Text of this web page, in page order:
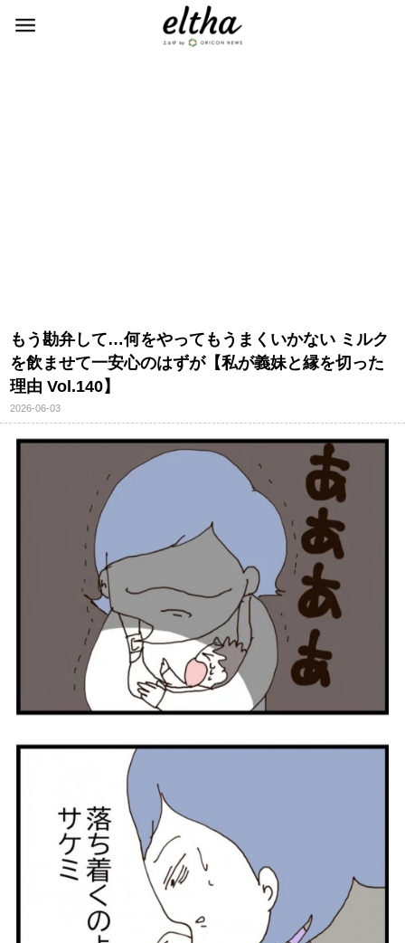
もう勘弁して…何をやってもうまくいかない ミルク
を飲ませて一安心のはずが【私が義妹と縁を切った
理由 Vol.140】
2026-06-03